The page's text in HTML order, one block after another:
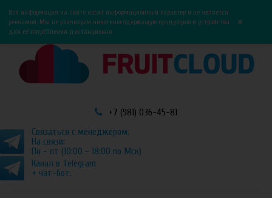
0
Вся информация на сайте носит информационный характер и не является
рекламой. Мы не реализуем никотиносодержащую продукцию и устройства
для её потребления дистанционно.
×
+7 (981) 036-45-81
Связаться с менеджером.
На связи:
Пн - пт (10:00 - 18:00 по Мск)
Канал в Telegram
+ чат-бот.